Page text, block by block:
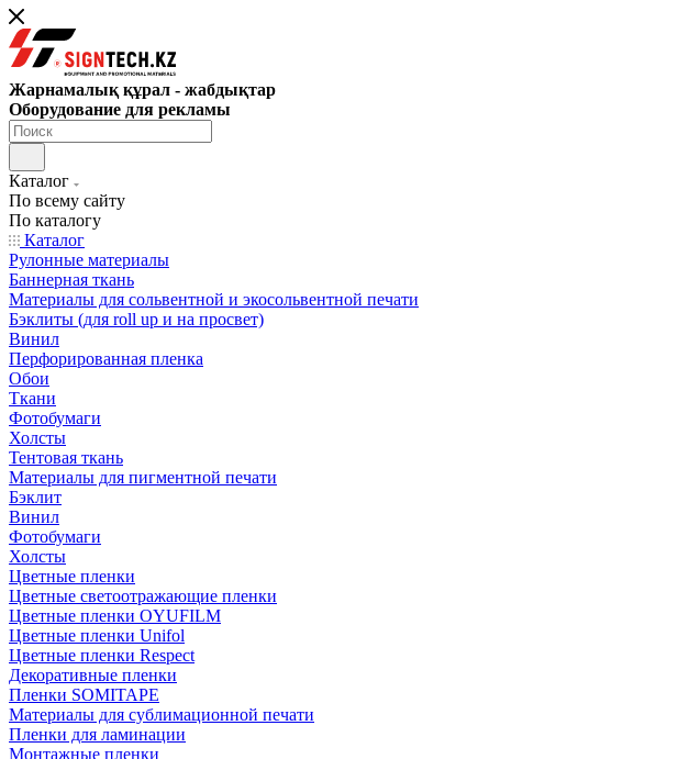
Жарнамалық құрал - жабдықтар
Оборудование для рекламы
Каталог
По всему сайту
По каталогу
Каталог
Рулонные материалы
Баннерная ткань
Материалы для сольвентной и экосольвентной печати
Бэклиты (для roll up и на просвет)
Винил
Перфорированная пленка
Обои
Ткани
Фотобумаги
Холсты
Тентовая ткань
Материалы для пигментной печати
Бэклит
Винил
Фотобумаги
Холсты
Цветные пленки
Цветные светоотражающие пленки
Цветные пленки OYUFILM
Цветные пленки Unifol
Цветные пленки Respect
Декоративные пленки
Пленки SOMITAPE
Материалы для сублимационной печати
Пленки для ламинации
Монтажные пленки